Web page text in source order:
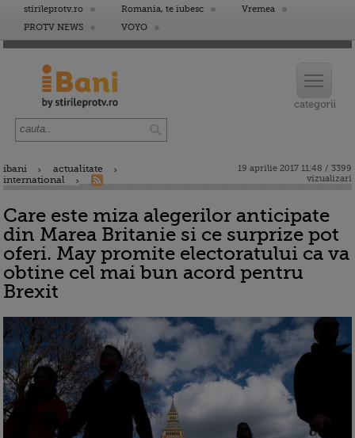
stirileprotv.ro Romania, te iubesc
Vremea
PROTV NEWS
VOYO
ibani
actualitate
international
19 aprilie 2017 11:48 / 3399
vizualizari
Care este miza alegerilor anticipate
din Marea Britanie si ce surprize pot
oferi. May promite electoratului ca va
obtine cel mai bun acord pentru
Brexit